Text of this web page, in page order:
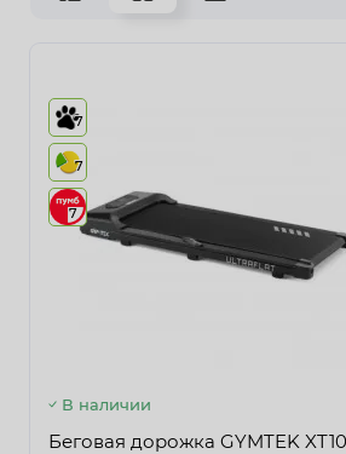
7
7
7
В наличии
Беговая дорожка GYMTEK